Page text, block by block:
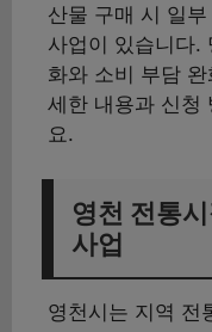
산물 구매 시 일
사업이 있습니다.
화와 소비 부담
세한 내용과 신청
요.
영천 전통
사업
영천시는 지역 전